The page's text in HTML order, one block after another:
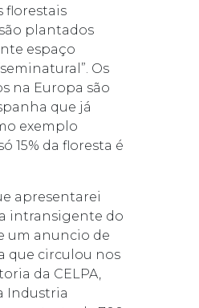
florestais
plantados
espaço
Os
na Europa são
que já
exemplo
15% da floresta é
apresentarei
intransigente do
um anuncio de
que circulou nos
da CELPA,
Industria